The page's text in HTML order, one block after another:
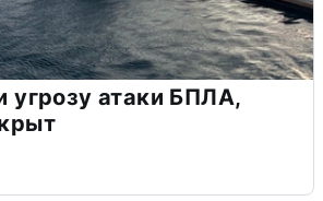
угрозу атаки БПЛА,